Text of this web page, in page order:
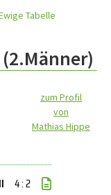
Tabelle
zum Profil
von
Mathias Hippe
4 : 2